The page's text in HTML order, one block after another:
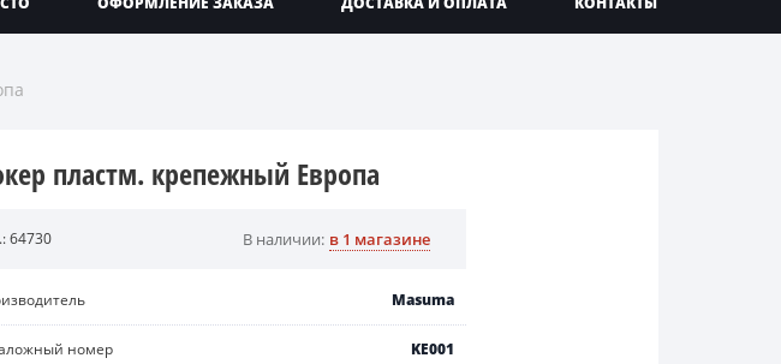
пластм. крепежный Европа
64730 В наличии: в 1 магазине
Masuma
номер KE001